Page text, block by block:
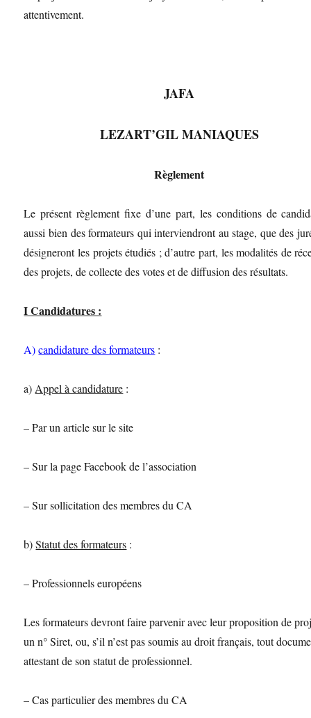
attentivement.
JAFA
LEZART’GIL MANIAQUES
Règlement
Le présent règlement fixe d’une part, les conditions de
aussi bien des formateurs qui interviendront au stage, que des
désigneront les projets étudiés ; d’autre part, les modalités de
des projets, de collecte des votes et de diffusion des résultats.
I Candidatures :
A)candidature des formateurs :
a) Appel à candidature :
– Par un article sur le site
– Sur la page Facebook de l’association
– Sur sollicitation des membres du CA
b)Statut des formateurs :
– Professionnels européens
Les formateurs devront faire parvenir avec leur proposition de
un n° Siret, ou, s’il n’est pas soumis au droit français, tout
attestant de son statut de professionnel.
– Cas particulier des membres du CA